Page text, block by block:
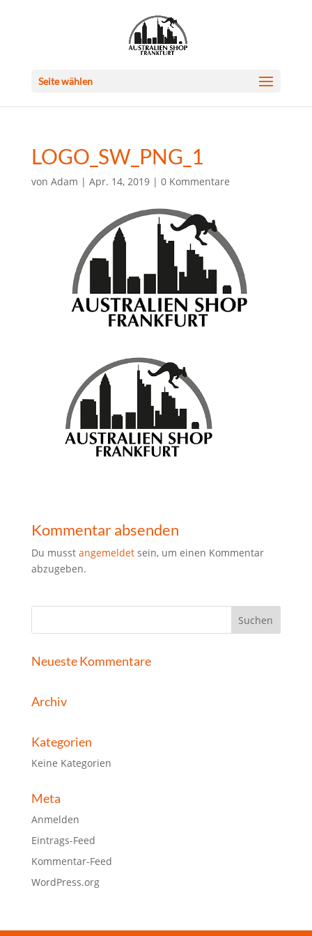
Seite wählen
LOGO_SW_PNG_1
von Adam | Apr. 14, 2019| 0 Kommentare
Kommentar absenden
Du musst angemeldetsein, um einen Kommentar
abzugeben.
Neueste Kommentare
Archiv
Kategorien
Keine Kategorien
Meta
Anmelden
Eintrags-Feed
Kommentar-Feed
WordPress.org